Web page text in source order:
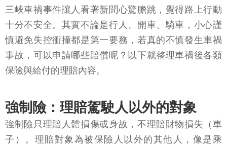
三峽車禍事件讓人看著新聞心驚膽跳，覺得路上行動
十分不安全。其實不論是行人、開車、騎車，小心謹
慎避免失控衝撞都是第一要務，若真的不慎發生車禍
事故，可以申請哪些賠償呢？以下就整理車禍後各類
保險與給付的理賠內容。
強制險：理賠駕駛人以外的對象
強制險只理賠人體損傷或身故，不理賠財物損失（車
子）。理賠對象為被保險人以外的其他人，像是乘